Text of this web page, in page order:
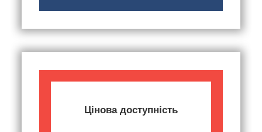
Цінова доступність